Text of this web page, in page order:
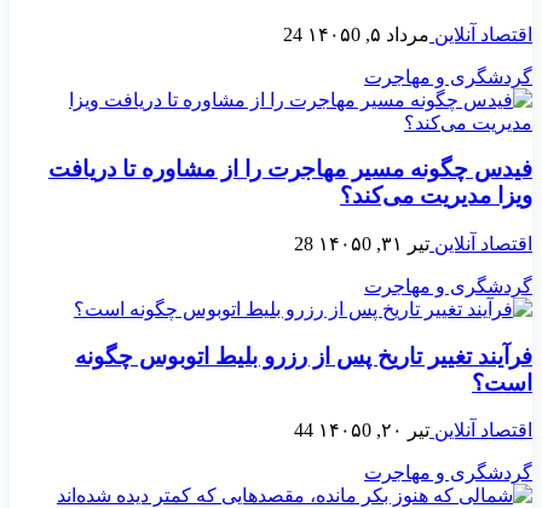
اقتصاد آنلاین مرداد ۵, ۱۴۰۵ 0
24
گردشگری و مهاجرت
فیدس چگونه مسیر مهاجرت را از مشاوره تا دریافت
ویزا مدیریت می‌کند؟
اقتصاد آنلاین تیر ۳۱, ۱۴۰۵ 0
28
گردشگری و مهاجرت
فرآیند تغییر تاریخ پس از رزرو بلیط اتوبوس چگونه
است؟
اقتصاد آنلاین تیر ۲۰, ۱۴۰۵ 0
44
گردشگری و مهاجرت